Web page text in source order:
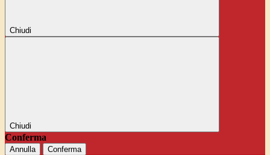
Chiudi
Chiudi
Conferma
Annulla Conferma